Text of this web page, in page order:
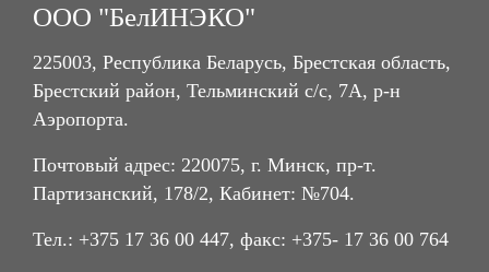
ООО "БелИНЭКО"
225003, Республика Беларусь, Брестская область,
Брестский район, Тельминский с/с, 7А, р-н
Аэропорта.
Почтовый адрес: 220075, г. Минск, пр-т.
Партизанский, 178/2, Кабинет: №704.
Тел.: +375 17 36 00 447, факс: +375- 17 36 00 764